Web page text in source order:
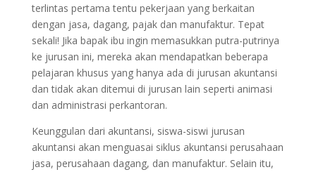
terlintas pertama tentu pekerjaan yang berkaitan
dengan jasa, dagang, pajak dan manufaktur. Tepat
sekali! Jika bapak ibu ingin memasukkan putra-putrinya
ke jurusan ini, mereka akan mendapatkan beberapa
pelajaran khusus yang hanya ada di jurusan akuntansi
dan tidak akan ditemui di jurusan lain seperti animasi
dan administrasi perkantoran.
Keunggulan dari akuntansi, siswa-siswi jurusan
akuntansi akan menguasai siklus akuntansi perusahaan
jasa, perusahaan dagang, dan manufaktur. Selain itu,